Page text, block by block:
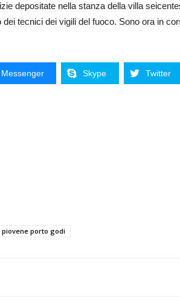
depositate nella stanza della villa
tecnici dei vigili del fuoco. Sono ora in
Messenger Skype Twitter
piovene porto godi